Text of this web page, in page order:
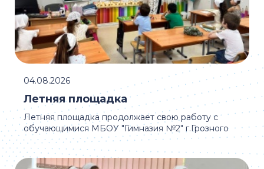
Летняя площадка продолжает свою работу с
обучающимися МБОУ "Гимназия №2" г.Грозного
Летняя площадка
04.08.2026